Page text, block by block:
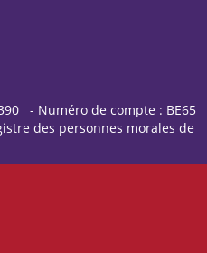
- Numéro de compte : BE65
des personnes morales de